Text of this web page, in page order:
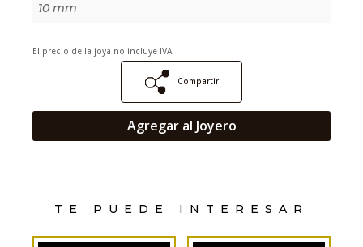
10 mm
El precio de la joya no incluye IVA
Compartir
Agregar al Joyero
TE PUEDE INTERESAR